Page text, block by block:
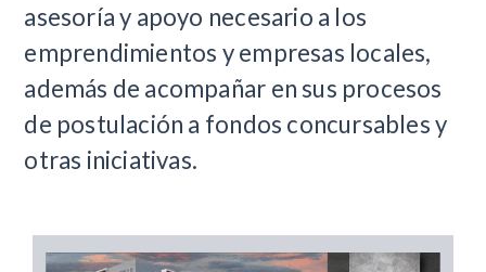
asesoría y apoyo necesario a los
emprendimientos y empresas locales,
además de acompañar en sus procesos
de postulación a fondos concursables y
otras iniciativas.